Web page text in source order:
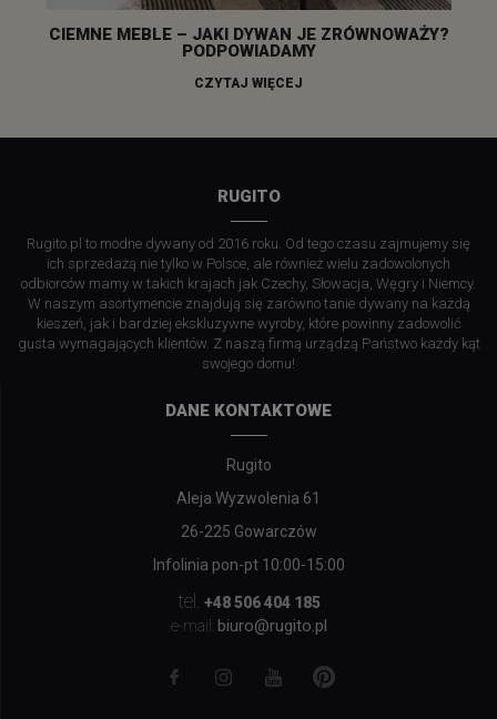
CIEMNE MEBLE – JAKI DYWAN JE ZRÓWNOWAŻY?
PODPOWIADAMY
CZYTAJ WIĘCEJ
RUGITO
Rugito.pl to modne dywany od 2016 roku. Od tego czasu zajmujemy się
ich sprzedażą nie tylko w Polsce, ale również wielu zadowolonych
odbiorców mamy w takich krajach jak Czechy, Słowacja, Węgry i Niemcy.
W naszym asortymencie znajdują się zarówno tanie dywany na każdą
kieszeń, jak i bardziej ekskluzywne wyroby, które powinny zadowolić
gusta wymagających klientów. Z naszą firmą urządzą Państwo każdy kąt
swojego domu!
DANE KONTAKTOWE
Rugito
Aleja Wyzwolenia 61
26-225 Gowarczów
Infolinia pon-pt 10:00-15:00
tel.
+48 506 404 185
e-mail: biuro@rugito.pl